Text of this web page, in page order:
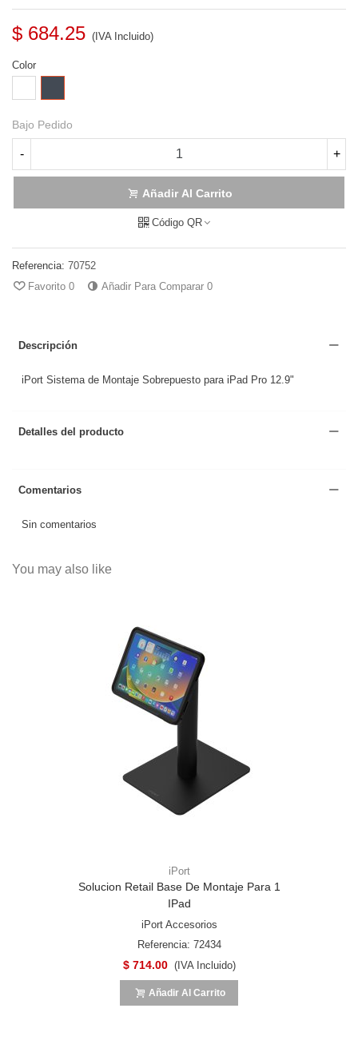
$ 684.25 (IVA Incluido)
Color
Bajo Pedido
- +
Añadir Al Carrito
Código QR
Referencia: 70752
Favorito 0 Añadir Para Comparar 0
Descripción
iPort Sistema de Montaje Sobrepuesto para iPad Pro 12.9"
Detalles del producto
Comentarios
Sin comentarios
You may also like
iPort
Solucion Retail Base De Montaje Para 1
IPad
iPort Accesorios
Referencia: 72434
$ 714.00 (IVA Incluido)
Añadir Al Carrito